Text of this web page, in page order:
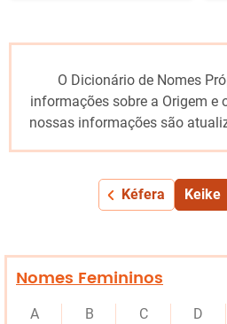
O Dicionário de Nomes
informações sobre a Origem e
nossas informações são
Kéfera Keike
Nomes Femininos
A B C D